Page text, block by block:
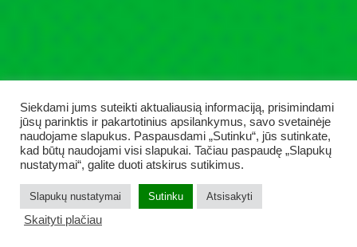
Siekdami jums suteikti aktualiausią informaciją, prisimindami
jūsų parinktis ir pakartotinius apsilankymus, savo svetainėje
naudojame slapukus. Paspausdami „Sutinku“, jūs sutinkate,
kad būtų naudojami visi slapukai. Tačiau paspaudę „Slapukų
nustatymai“, galite duoti atskirus sutikimus.
Slapukų nustatymai Sutinku Atsisakyti
Skaityti plačiau